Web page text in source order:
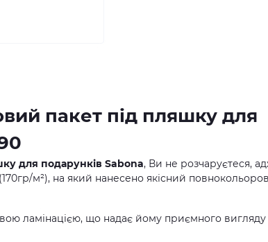
пакет під пляшку для
для подарунків Sabona, Ви не розчаруєтеся,
м²), на який нанесено якісний
ламінацією, що надає йому приємного вигляду